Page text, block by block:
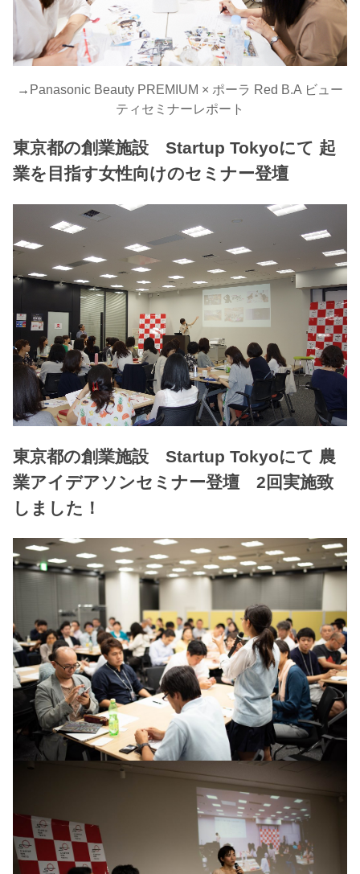
→ Panasonic Beauty PREMIUM × ポーラ Red B.A ビュー
ティセミナーレポート
東京都の創業施設 Startup Tokyoにて 起
業を目指す女性向けのセミナー登壇
東京都の創業施設 Startup Tokyoにて 農
業アイデアソンセミナー登壇 2回実施致
しました！